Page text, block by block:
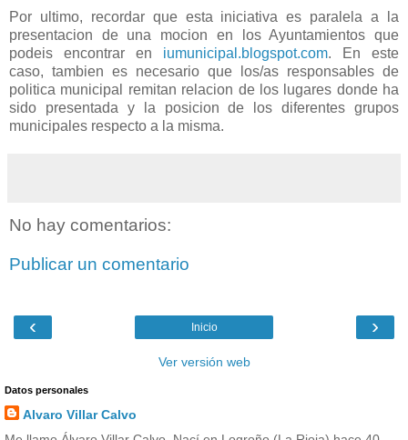
Por ultimo, recordar que esta iniciativa es paralela a la
presentacion de una mocion en los Ayuntamientos que
podeis encontrar en iumunicipal.blogspot.com. En este
caso, tambien es necesario que los/as responsables de
politica municipal remitan relacion de los lugares donde ha
sido presentada y la posicion de los diferentes grupos
municipales respecto a la misma.
No hay comentarios:
Publicar un comentario
‹ ›
Inicio
Ver versión web
Datos personales
Alvaro Villar Calvo